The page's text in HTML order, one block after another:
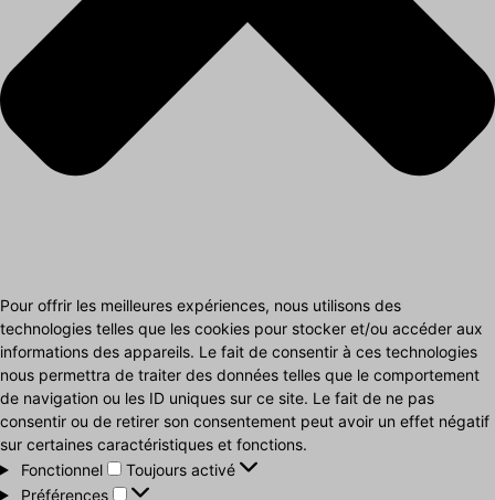
Pour offrir les meilleures expériences, nous utilisons des
technologies telles que les cookies pour stocker et/ou accéder aux
informations des appareils. Le fait de consentir à ces technologies
nous permettra de traiter des données telles que le comportement
de navigation ou les ID uniques sur ce site. Le fait de ne pas
consentir ou de retirer son consentement peut avoir un effet négatif
sur certaines caractéristiques et fonctions.
Fonctionnel
Fonctionnel
Toujours activé
Préférences
Préférences